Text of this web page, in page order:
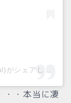
・・本当に凄